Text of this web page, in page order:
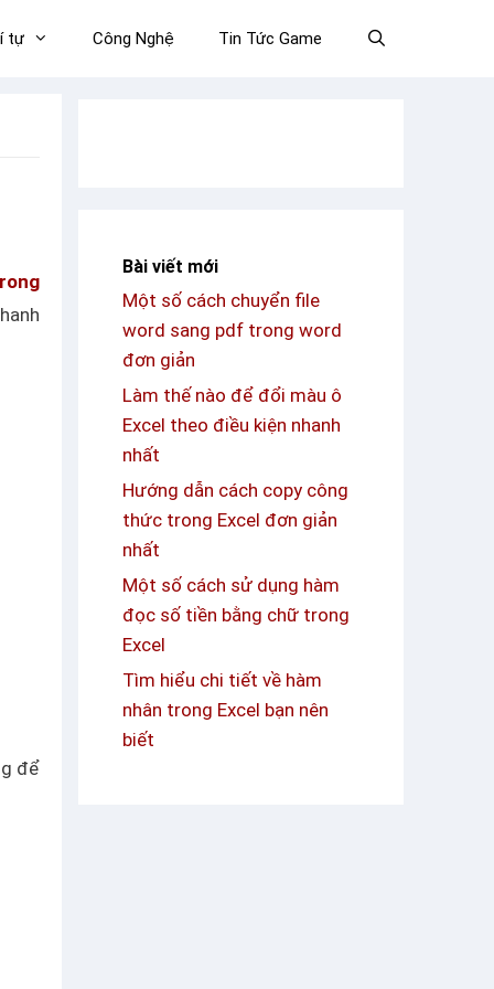
tự Công Nghệ Tin Tức Game
để
Bài viết mới
Một số cách chuyển file
word sang pdf trong word
đơn giản
Làm thế nào để đổi màu ô
Excel theo điều kiện nhanh
nhất
Hướng dẫn cách copy công
thức trong Excel đơn giản
nhất
Một số cách sử dụng hàm
đọc số tiền bằng chữ trong
Excel
Tìm hiểu chi tiết về hàm
nhân trong Excel bạn nên
biết